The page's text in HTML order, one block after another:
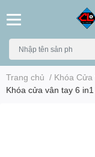
Trang chủ / Khóa Cửa
Khóa cửa vân tay 6